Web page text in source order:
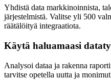
Yhdistä data markkinoinnista,
järjestelmistä. Valitse yli 500
räätälöityä integraatiota.
Käytä haluamaasi
Analysoi dataa ja rakenna
tarvitse opetella uutta ja